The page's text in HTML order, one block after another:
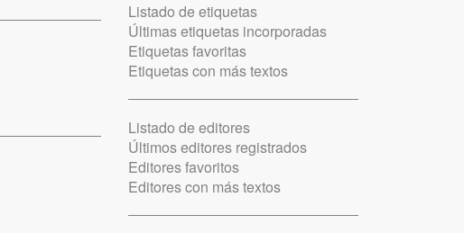
Listado de etiquetas
Últimas etiquetas incorporadas
Etiquetas favoritas
Etiquetas con más textos
Listado de editores
Últimos editores registrados
Editores favoritos
Editores con más textos